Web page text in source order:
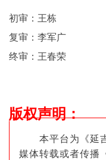
初审：王栋
复审：李军广
终审：王春荣
版权声明：
本平台为《延吉
媒体转载或者传播